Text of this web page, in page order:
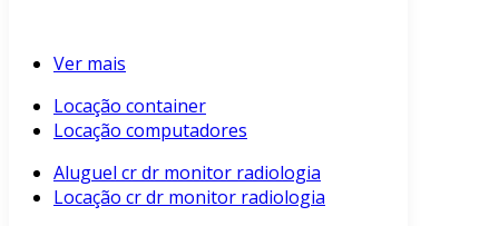
Ver mais
Locação container
Locação computadores
Aluguel cr dr monitor radiologia
Locação cr dr monitor radiologia